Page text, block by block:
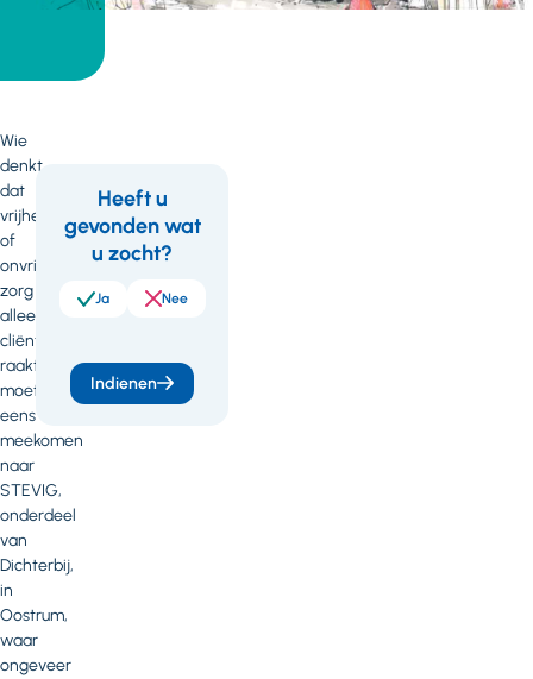
Wie
denkt
dat
vrijheidbeperking
of
onvrijwillige
zorg
alleen
cliënten
raakt,
moet
eens
meekomen
naar
STEVIG,
onderdeel
van
Dichterbij,
in
Oostrum,
waar
ongeveer
Feedback
Heeft u
gevonden wat
u zocht?
Ja Nee
Indienen